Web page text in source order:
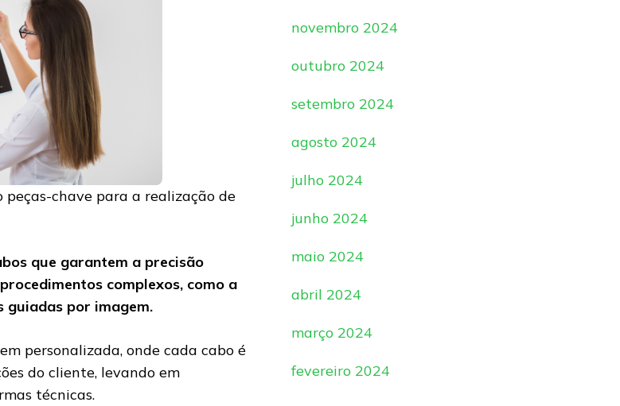
peças-chave para a realização de
que garantem a precisão
complexos, como a
por imagem.
personalizada, onde cada cabo é
do cliente, levando em
técnicas.
novembro 2024
outubro 2024
setembro 2024
agosto 2024
julho 2024
junho 2024
maio 2024
abril 2024
março 2024
fevereiro 2024